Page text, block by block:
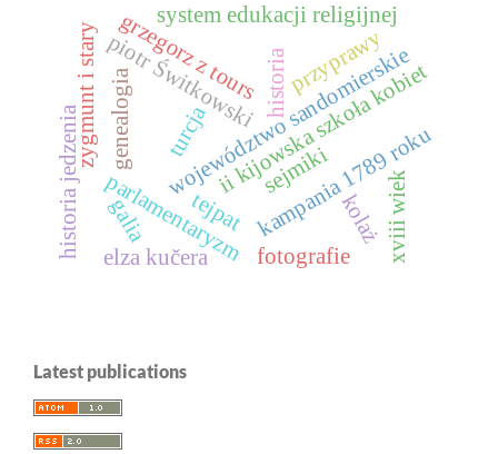
województwo sandomierskie
sejmiki
parlamentaryzmkampania 1789 roku
piotr Świtkowski
xviii wiek
zygmunt i starygenealogia historia
historia jedzenia
grzegorz z tours
galia
ii kijowska szkoła kobiet
system edukacji religijnej
przyprawy
tejpat kolaż
fotografie
turcja
elza kučera
Latest publications